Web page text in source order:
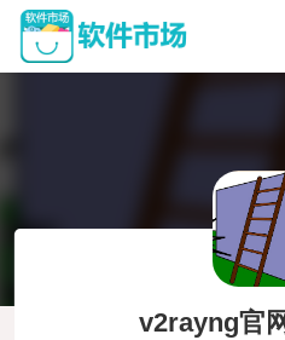
v2rayng官